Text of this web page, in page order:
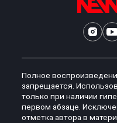
Полное
запрещается.
только при наличии
первом абзаце.
отметка автора в